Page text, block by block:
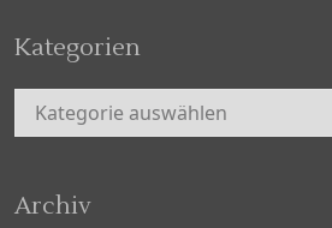
Kategorien
Kategorien
Archiv